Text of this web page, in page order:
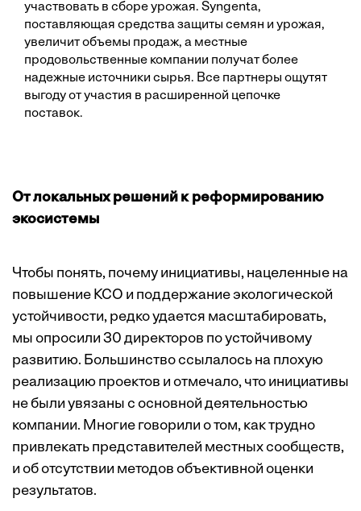
участвовать в сборе урожая. Syngenta,
поставляющая средства защиты семян и урожая,
увеличит объемы продаж, а местные
продовольственные компании получат более
надежные источники сырья. Все партнеры ощутят
выгоду от участия в расширенной цепочке
поставок.
От локальных решений к реформированию
экосистемы
Чтобы понять, почему инициативы, нацеленные на
повышение КСО и поддержание экологической
устойчивости, редко удается масштабировать,
мы опросили 30 директоров по устойчивому
развитию. Большинство ссылалось на плохую
реализацию проектов и отмечало, что инициативы
не были увязаны с основной деятельностью
компании. Многие говорили о том, как трудно
привлекать представителей местных сообществ,
и об отсутствии методов объективной оценки
результатов.